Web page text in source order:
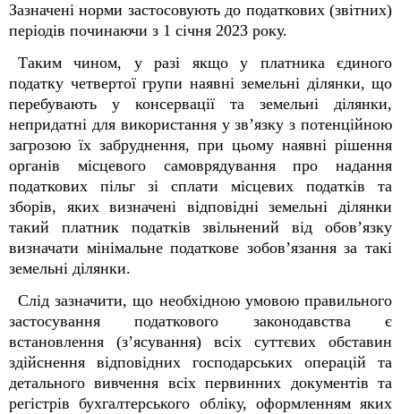
Зазначені норми застосовують до податкових (звітних)
періодів починаючи з 1 січня 2023 року.
Таким чином, у разі якщо у платника єдиного
податку четвертої групи наявні земельні ділянки, що
перебувають у консервації та земельні ділянки,
непридатні для використання у зв’язку з потенційною
загрозою їх забруднення, при цьому наявні рішення
органів місцевого самоврядування про надання
податкових пільг зі сплати місцевих податків та
зборів, яких визначені відповідні земельні ділянки
такий платник податків звільнений від обов’язку
визначати мінімальне податкове зобов’язання за такі
земельні ділянки.
Слід зазначити, що необхідною умовою правильного
застосування податкового законодавства є
встановлення (з’ясування) всіх суттєвих обставин
здійснення відповідних господарських операцій та
детального вивчення всіх первинних документів та
регістрів бухгалтерського обліку, оформленням яких